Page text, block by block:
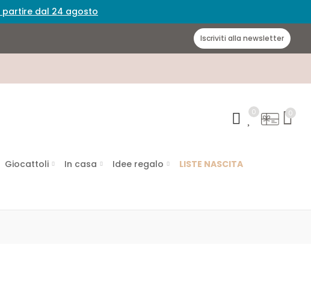
partire dal 24 agosto
Iscriviti alla newsletter
0 0
Giocattoli In casa Idee regalo LISTE NASCITA